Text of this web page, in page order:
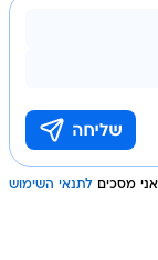
מסכים לתנאי השימוש